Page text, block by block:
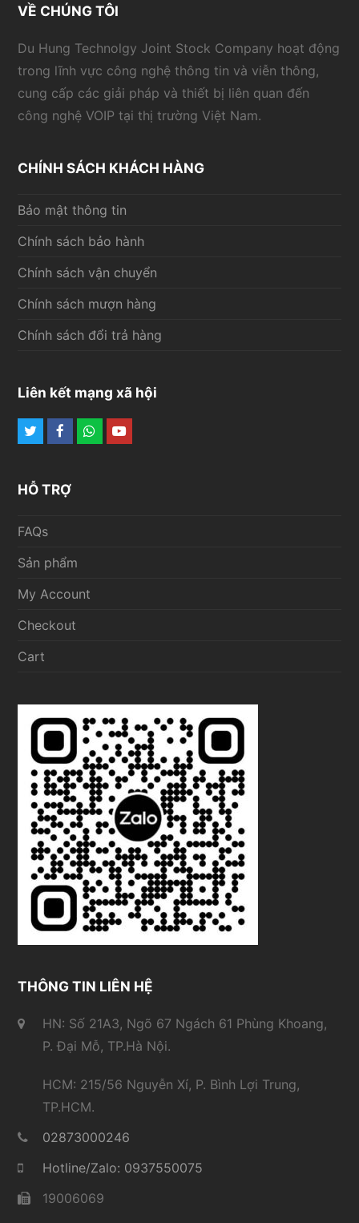
VỀ CHÚNG TÔI
Du Hung Technolgy Joint Stock Company hoạt động
trong lĩnh vực công nghệ thông tin và viễn thông,
cung cấp các giải pháp và thiết bị liên quan đến
công nghệ VOIP tại thị trường Việt Nam.
CHÍNH SÁCH KHÁCH HÀNG
Bảo mật thông tin
Chính sách bảo hành
Chính sách vận chuyển
Chính sách mượn hàng
Chính sách đổi trả hàng
Liên kết mạng xã hội
TwitterFacebook
Whatsapp
Youtube
HỖ TRỢ
FAQs
Sản phẩm
My Account
Checkout
Cart
THÔNG TIN LIÊN HỆ
HN: Số 21A3, Ngõ 67 Ngách 61 Phùng Khoang,
P. Đại Mỗ, TP.Hà Nội.
HCM: 215/56 Nguyễn Xí, P. Bình Lợi Trung,
TP.HCM.
02873000246
Hotline/Zalo: 0937550075
19006069